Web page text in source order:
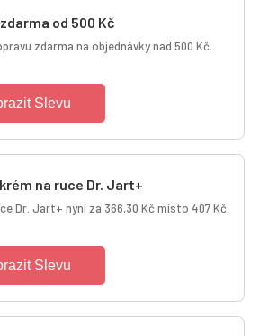
od 500 Kč
zdarma na objednávky nad 500 Kč.
Slevu
na ruce Dr. Jart+
Dr. Jart+ nyní za 366,30 Kč místo 407 Kč.
Slevu